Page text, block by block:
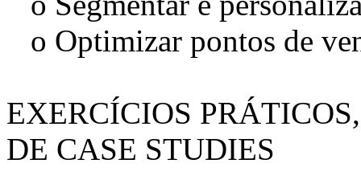
o Optimizar pontos de
EXERCÍCIOS
DE CASE STUDIES